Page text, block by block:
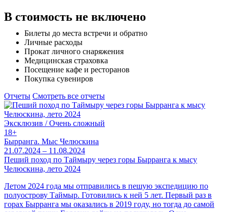
В стоимость не включено
Билеты до места встречи и обратно
Личные расходы
Прокат личного снаряжения
Медицинская страховка
Посещение кафе и ресторанов
Покупка сувениров
Отчеты Смотреть все отчеты
Эксклюзив / Очень сложный
18+
Бырранга. Мыс Челюскина
21.07.2024 – 11.08.2024
Пеший поход по Таймыру через горы Бырранга к мысу
Челюскина, лето 2024
Летом 2024 года мы отправились в пешую экспедицию по
полуострову Таймыр. Готовились к ней 5 лет. Первый раз в
горах Бырранга мы оказались в 2019 году, но тогда до самой